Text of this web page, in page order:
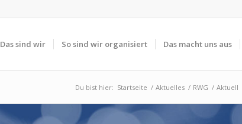
Das sind wir So sind wir organisiert Das macht uns aus
Du bist hier: Startseite / Aktuelles / RWG / Aktuell